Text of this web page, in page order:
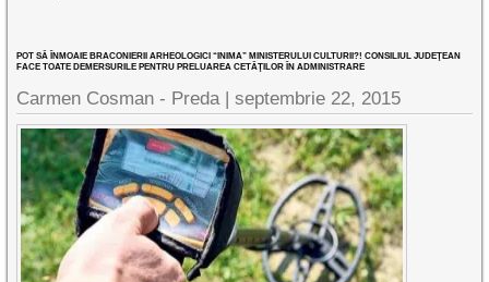
POT SĂ ÎNMOAIE BRACONIERII ARHEOLOGICI “INIMA” MINISTERULUI CULTURII?! CONSILIUL JUDEŢEAN
FACE TOATE DEMERSURILE PENTRU PRELUAREA CETĂŢILOR ÎN ADMINISTRARE
Carmen Cosman - Preda |septembrie 22, 2015